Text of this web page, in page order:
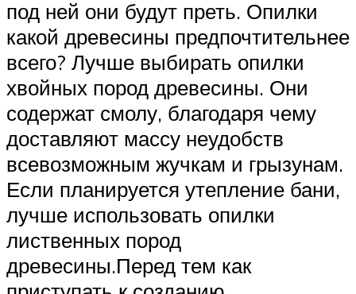
под ней они будут преть. Опилки
какой древесины предпочтительнее
всего? Лучше выбирать опилки
хвойных пород древесины. Они
содержат смолу, благодаря чему
доставляют массу неудобств
всевозможным жучкам и грызунам.
Если планируется утепление бани,
лучше использовать опилки
лиственных пород
древесины.Перед тем как